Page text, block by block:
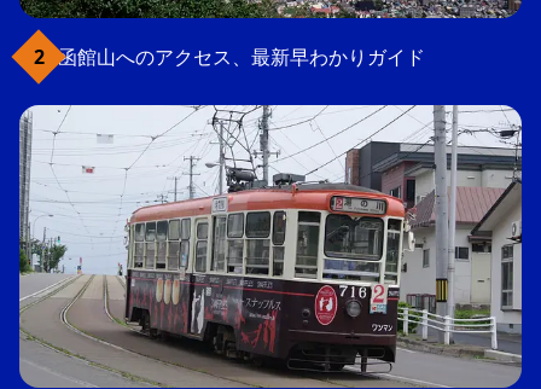
函館山へのアクセス、最新早わかりガイド